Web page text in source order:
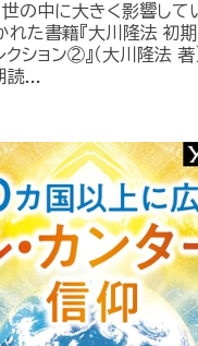
世の中に大きく影響して
れた書籍『大川隆法 初
ション②』（大川隆法 著
読...